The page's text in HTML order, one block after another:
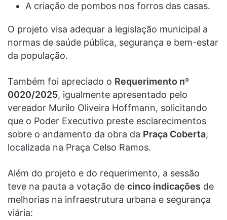
A criação de pombos nos forros das casas.
O projeto visa adequar a legislação municipal a
normas de saúde pública, segurança e bem-estar
da população.
Também foi apreciado o Requerimento nº
0020/2025, igualmente apresentado pelo
vereador Murilo Oliveira Hoffmann, solicitando
que o Poder Executivo preste esclarecimentos
sobre o andamento da obra da Praça Coberta,
localizada na Praça Celso Ramos.
Além do projeto e do requerimento, a sessão
teve na pauta a votação de cinco indicações de
melhorias na infraestrutura urbana e segurança
viária: